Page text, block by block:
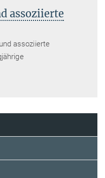
assoziierte
assoziierte